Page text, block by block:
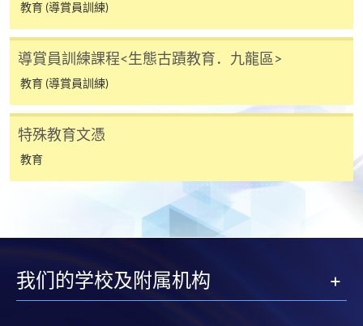
子郵件帳戶。請保留確定回條作日後查詢用途。
除特殊情況(例如課程因報名人數不足而被取消)及
法例規定外，一切已繳費用，概不退還。
如須甄選入學，則正式收據並不可作為 閣下已獲
請者是否獲取錄。落選的申請人將獲退還已繳交的
學費。
本學院會力求在有關網頁上刊載的資訊正確和合時，但本學院
卻不能為這些資訊作出任何明確或隱含的保證。本學院尤其不
教育 (導賞員訓練)
導賞員訓練課程<生態古蹟教育．九龍區>
教育 (導賞員訓練)
特殊教育文憑
教育
我们的学校及附属机构